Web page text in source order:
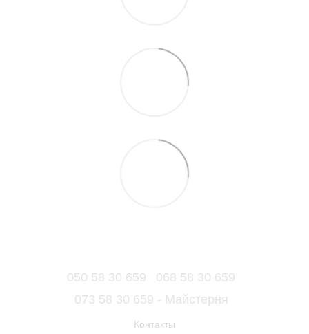
050 58 30 659
068 58 30 659
073 58 30 659 - Майстерня
Контакты